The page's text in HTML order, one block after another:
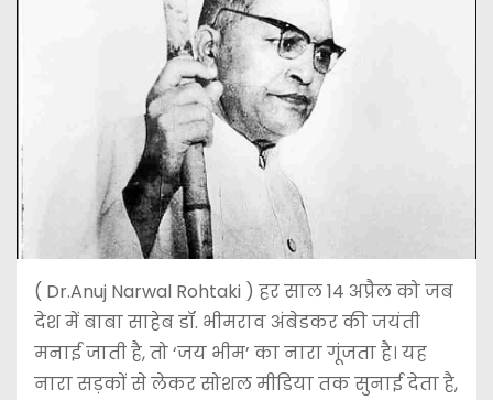
( Dr.Anuj Narwal Rohtaki ) हर साल 14 अप्रैल को जब
देश में बाबा साहेब डॉ. भीमराव अंबेडकर की जयंती
मनाई जाती है, तो ‘जय भीम’ का नारा गूंजता है। यह
नारा सड़कों से लेकर सोशल मीडिया तक सुनाई देता है,